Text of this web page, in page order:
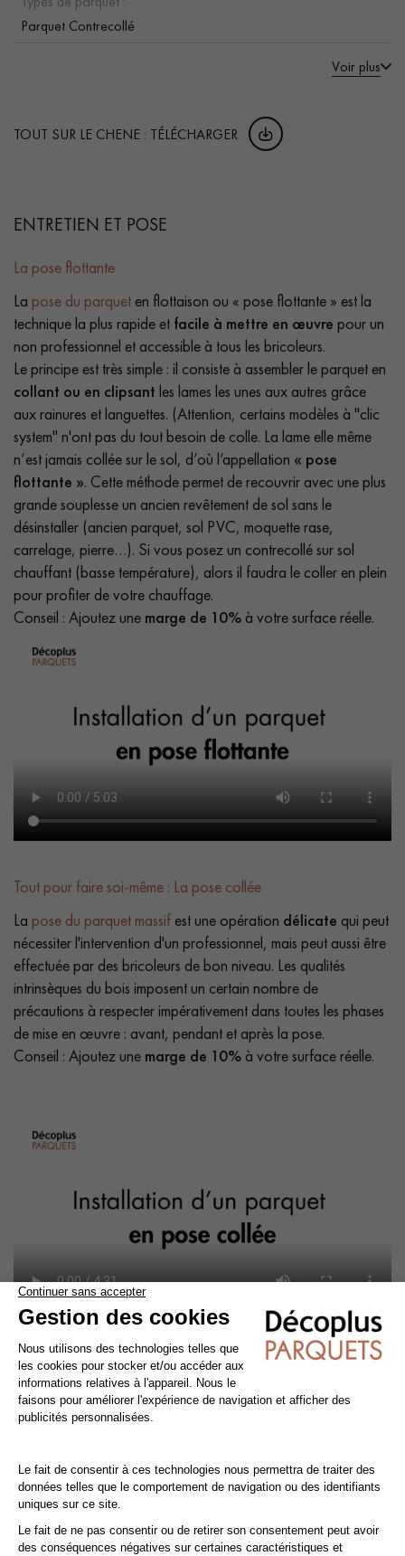
Parquet Contrecollé
Voir plus
TOUT SUR LE CHENE : TÉLÉCHARGER
ENTRETIEN ET POSE
La pose flottante
La pose du parquet en flottaison ou « pose flottante » est la
technique la plus rapide et facile à mettre en œuvre pour un
non professionnel et accessible à tous les bricoleurs.
Le principe est très simple : il consiste à assembler le parquet en
collant ou en clipsant les lames les unes aux autres grâce
aux rainures et languettes. (Attention, certains modèles à "clic
system" n'ont pas du tout besoin de colle. La lame elle même
n’est jamais collée sur le sol, d’où l’appellation « pose
flottante ». Cette méthode permet de recouvrir avec une plus
grande souplesse un ancien revêtement de sol sans le
désinstaller (ancien parquet, sol PVC, moquette rase,
carrelage, pierre…). Si vous posez un contrecollé sur sol
chauffant (basse température), alors il faudra le coller en plein
pour profiter de votre chauffage.
Conseil : Ajoutez une marge de 10% à votre surface réelle.
Tout pour faire soi-même : La pose collée
La pose du parquet massif est une opération délicate qui peut
nécessiter l'intervention d'un professionnel, mais peut aussi être
effectuée par des bricoleurs de bon niveau. Les qualités
intrinsèques du bois imposent un certain nombre de
précautions à respecter impérativement dans toutes les phases
de mise en œuvre : avant, pendant et après la pose.
Conseil : Ajoutez une marge de 10% à votre surface réelle.
Nettoyage et entretien des parquets vernis
Évitez de mouiller le parquet vernis. Pour le nettoyage,
privilégiez un nettoyage à sec avec un balai ou un aspirateur
Pour l'entretien courant, utilisez une serpillière légèrement
humide avec un shampooing doux spécialement conçu pour
les parquets vitrifiés.